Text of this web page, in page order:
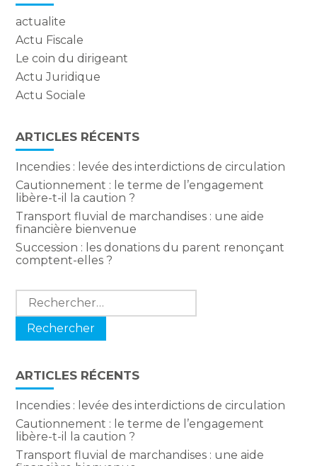
actualite
Actu Fiscale
Le coin du dirigeant
Actu Juridique
Actu Sociale
ARTICLES RÉCENTS
Incendies : levée des interdictions de circulation
Cautionnement : le terme de l’engagement
libère-t-il la caution ?
Transport fluvial de marchandises : une aide
financière bienvenue
Succession : les donations du parent renonçant
comptent-elles ?
Rechercher :
ARTICLES RÉCENTS
Incendies : levée des interdictions de circulation
Cautionnement : le terme de l’engagement
libère-t-il la caution ?
Transport fluvial de marchandises : une aide